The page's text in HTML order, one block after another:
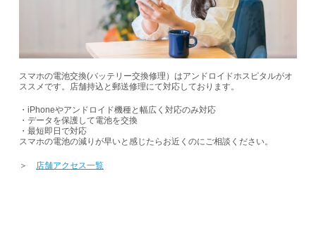
スマホの電池交換(バッテリー交換修理）はアンドロイドホスピタルがオ
ススメです。 店舗持込と郵送修理にて対応しております。
・iPhoneやアンドロイド機種と幅広く対応のみ対応
・データを保護して電池を交換
・最短即日で対応
スマホの電池の減りが早いと感じたらお近くのにご相談ください。
＞ 店舗アクセス一覧